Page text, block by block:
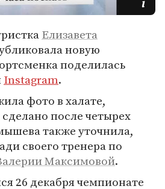
Елизавета
новую
поделилась
Instagram.
фото в халате,
после четырех
также уточнила,
своего тренера по
Максимовой.
26 декабря чемпионате